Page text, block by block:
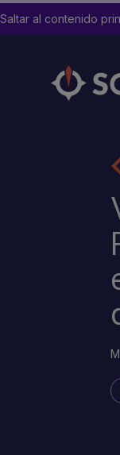
Saltar al contenido